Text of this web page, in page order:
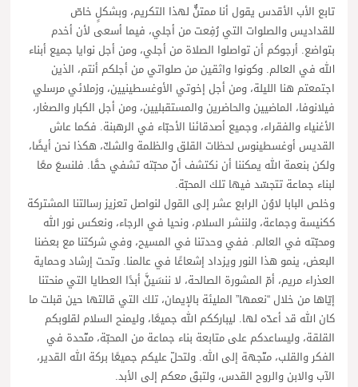
تابع الأب الأقدس يقول أنا ممتنٌّ لهذا التكريم، وبشكلٍ خاصّ
للقداديس والصلوات التي رُفِعت من أجلي، فيما أسعى لأن أخدم
بتواضع. أرجوكم أن تواصلوا الصلاة من أجلي، ومن أجل نوايا جميع أبناء
الله في العالم. وكونوا واثقين من صلواتي من أجلكم أنتم، الذين
اجتمعتم هنا الليلة، ومن أجل إخوتي الأوغسطينيين، وزملائي مرسلي
فيلانوفا، الماضيين والحاضرين والمستقبليين، ومن أجل الكبار والصغار،
الأغنياء والفقراء، وجميع أصدقائنا الأحبّاء في الرهبنة. فكما عاش
القديس أوغسطينوس لحظات القلق والظلمة والشكّ، هكذا نحن أيضًا،
ولكن بنعمة الله يمكننا أن نكتشف أنّ محبّته تشفي حقًا. فلنسعَ معًا
لبناء جماعة تتجسّد فيها تلك المحبّة.
وخلص البابا لاوُن الرابع عشر إلى القول لنواصل تعزيز رسالتنا المشتركة
ككنيسة وجماعة، ولننشر السلام، ونحيا في الرجاء، ونعكس نور الله
ومحبّته في العالم. ففي وحدتنا في المسيح، وفي شركتنا مع بعضنا
البعض، ينمو هذا النور ويزداد إشعاعًا في عالمنا. وتحت إرشاد وحماية
العذراء مريم، أمّ المشورة الصالحة، لا ننسَينَّ أبدًا العطايا التي منحتنا
إيّاها من خلال “نعمها” المليئة بالإيمان، تلك التي قالتها حين قبلت ما
كان الله قد أعدّه لها. ليبارككم الله جميعًا، وليمنح السلام لقلوبكم
القلقة، وليساعدكم على متابعة بناء جماعة من المحبّة، متّحدة في
الفكر والقلب، متّجهة إلى الله. ولتحلّ عليكم جميعًا بركة الله القدير،
الآب والابن والروح القدس، ولتبقَ معكم إلى الأبد.